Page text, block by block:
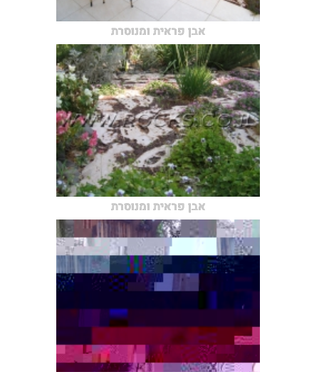
אבן פראית ומנוסרת
אבן פראית ומנוסרת